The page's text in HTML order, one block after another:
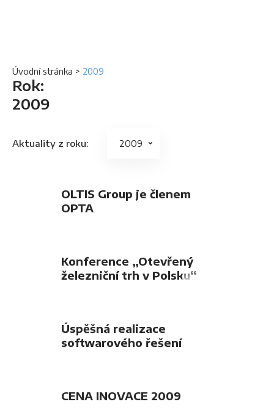
Úvodní stránka > 2009
Rok:
2009
Aktuality z roku:
OLTIS Group je členem
OPTA
Konference „Otevřený
železniční trh v Polsku“
Úspěšná realizace
softwarového řešení
CENA INOVACE 2009